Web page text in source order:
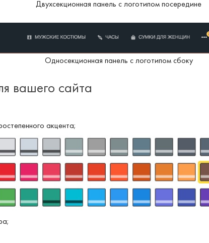
Двухсекционная панель с логотипом посередине
Односекционная панель с логотипом сбоку
вашего сайта
акцента;